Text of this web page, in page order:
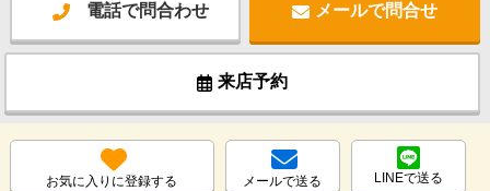
電話で問合わせ メールで問合せ
来店予約
お気に入りに登録する メールで送る LINEで送る